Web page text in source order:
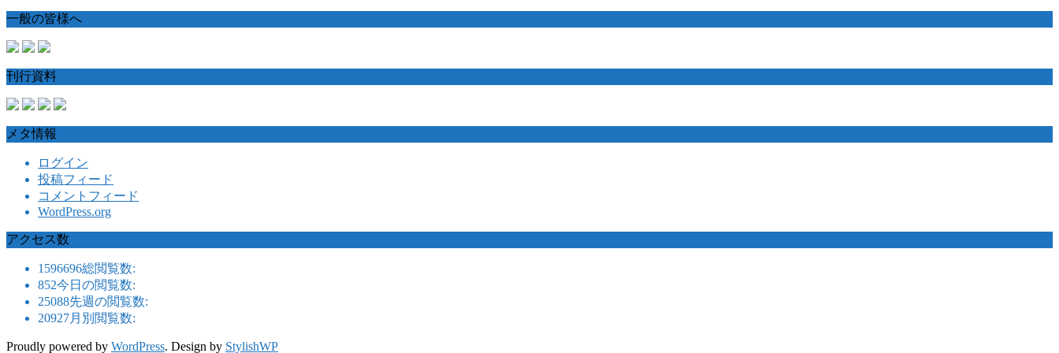
一般の皆様へ
刊行資料
メタ情報
ログイン
投稿フィード
コメントフィード
WordPress.org
アクセス数
1596696総閲覧数:
852今日の閲覧数:
25088先週の閲覧数:
20927月別閲覧数:
Proudly powered by WordPress. Design by StylishWP